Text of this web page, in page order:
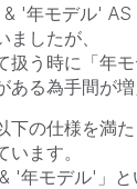
'年モデル' AS
したが、
扱う時に「年
る為手間が増
下の仕様を満
ます。
'年モデル'」